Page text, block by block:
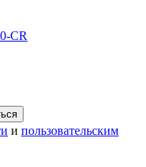
CR
и пользовательским